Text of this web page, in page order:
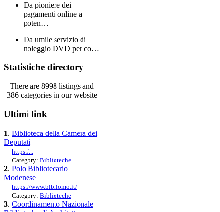
Da pioniere dei
pagamenti online a
poten…
Da umile servizio di
noleggio DVD per co…
Statistiche directory
There are 8998 listings and
386 categories in our website
Ultimi link
1. Biblioteca della Camera dei
Deputati
https:/...
Category: Biblioteche
2. Polo Bibliotecario
Modenese
https://www.bibliomo.it/
Category: Biblioteche
3. Coordinamento Nazionale